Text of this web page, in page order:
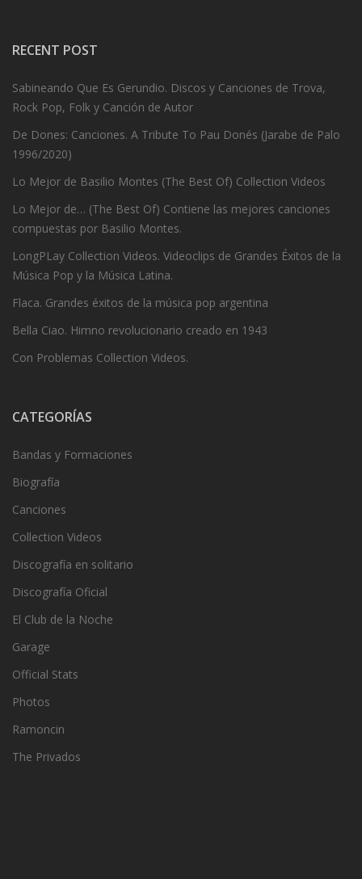
RECENT POST
Sabineando Que Es Gerundio. Discos y Canciones de Trova,
Rock Pop, Folk y Canción de Autor
De Dones: Canciones. A Tribute To Pau Donés (Jarabe de Palo
1996/2020)
Lo Mejor de Basilio Montes (The Best Of) Collection Videos
Lo Mejor de… (The Best Of) Contiene las mejores canciones
compuestas por Basilio Montes.
LongPLay Collection Videos. Videoclips de Grandes Éxitos de la
Música Pop y la Música Latina.
Flaca. Grandes éxitos de la música pop argentina
Bella Ciao. Himno revolucionario creado en 1943
Con Problemas Collection Videos.
CATEGORÍAS
Bandas y Formaciones
Biografía
Canciones
Collection Videos
Discografía en solitario
Discografía Oficial
El Club de la Noche
Garage
Official Stats
Photos
Ramoncin
The Privados